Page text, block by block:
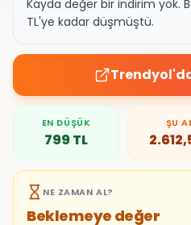
Kayda değer bir indirim yok.
TL'ye kadar düşmüştü.
Trendyol
EN DÜŞÜK
799TL
ŞU
NE ZAMAN AL?
Beklemeye değer